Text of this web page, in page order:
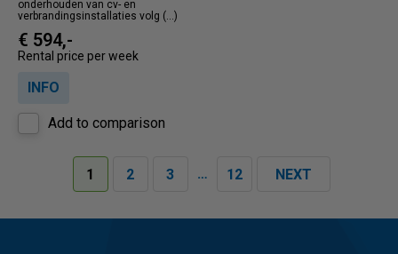
onderhouden van cv- en
verbrandingsinstallaties volg (...)
€ 594,-
Rental price per week
INFO
Add to comparison
1 2 3 … 12 NEXT